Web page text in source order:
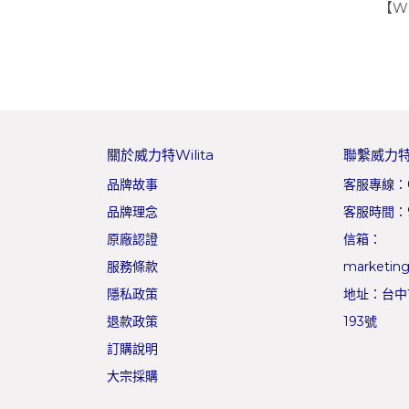
【
關於威力特Wilita
品牌故事
品牌理念
原廠認證
服務條款
隱私政策
退款政策
訂購說明
大宗採購
聯繫威力
客服專線
客服時間
信箱：
地址：台
193號